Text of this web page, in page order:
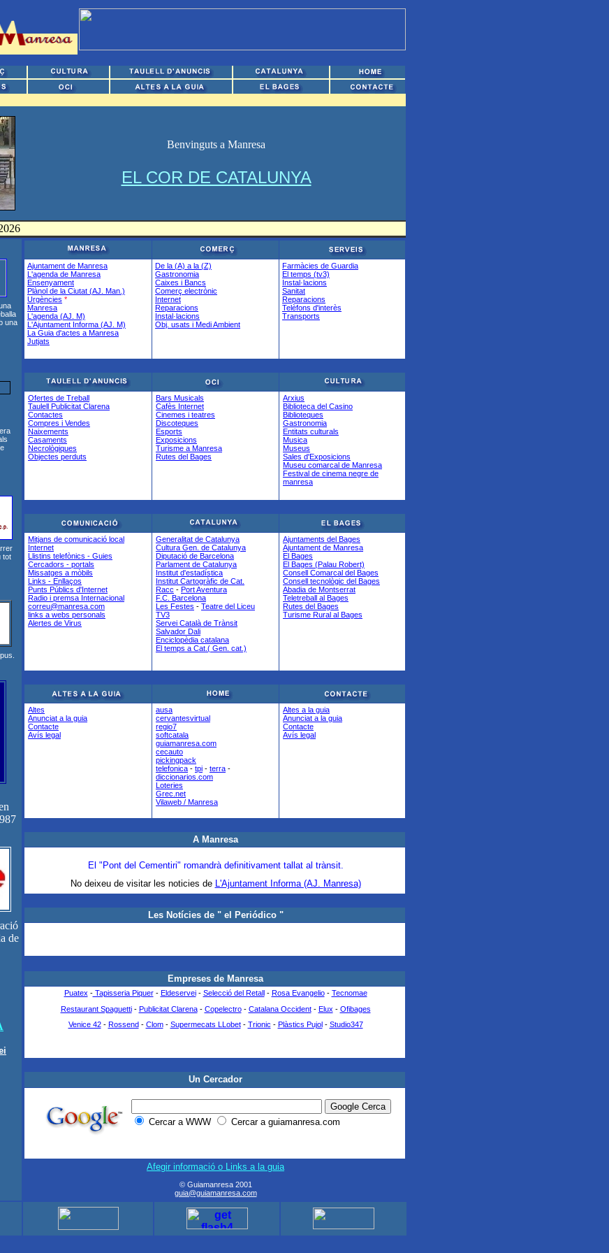
Benvinguts a Manresa
EL COR DE CATALUNYA
una
tot
de
Ajuntament de Manresa
L'agenda de Manresa
Ensenyament
Plànol de la Ciutat (AJ. Man.)
Urgències *
Manresa
L'agenda (AJ. M)
L'Ajuntament Informa (AJ. M)
La Guia d'actes a Manresa
Jutjats
De la (A) a la (Z)
Gastronomia
Caixes i Bancs
Comerç electrònic
Internet
Reparacions
Instal·lacions
Obj. usats i Medi Ambient
Farmàcies de Guardia
El temps (tv3)
Instal·lacions
Sanitat
Reparacions
Telèfons d'interès
Transports
Ofertes de Treball
Taulell Publicitat Clarena
Contactes
Compres i Vendes
Naixements
Casaments
Necrològiques
Objectes perduts
Bars Musicals
Cafès Internet
Cinemes i teatres
Discoteques
Esports
Exposicions
Turisme a Manresa
Rutes del Bages
Arxius
Biblioteca del Casino
Biblioteques
Gastronomia
Entitats culturals
Musica
Museus
Sales d'Exposicions
Museu comarcal de Manresa
Festival de cinema negre de
manresa
Mitjans de comunicació local
Internet
Llistins telefònics - Guies
Cercadors - portals
Missatges a mòbils
Links - Enllaços
Punts Públics d'Internet
Radio i premsa Internacional
correu@manresa.com
links a webs personals
Alertes de Virus
Generalitat de Catalunya
Cultura Gen. de Catalunya
Diputació de Barcelona
Parlament de Catalunya
Institut d'estadística
Institut Cartogràfic de Cat.
Racc - Port Aventura
F.C. Barcelona
Les Festes - Teatre del Liceu
TV3
Servei Català de Trànsit
Salvador Dali
Enciclopèdia catalana
El temps a Cat.( Gen. cat.)
Ajuntaments del Bages
Ajuntament de Manresa
El Bages
El Bages (Palau Robert)
Consell Comarcal del Bages
Consell tecnològic del Bages
Abadia de Montserrat
Teletreball al Bages
Rutes del Bages
Turisme Rural al Bages
Altes
Anunciat a la guia
Contacte
Avís legal
ausa
cervantesvirtual
regio7
softcatala
guiamanresa.com
cecauto
pickingpack
telefonica - tpi - terra -
diccionarios.com
Loteries
Grec.net
Vilaweb / Manresa
Altes a la guia
Anunciat a la guia
Contacte
Avís legal
A Manresa
El "Pont del Cementiri" romandrà definitivament tallat al trànsit.
No deixeu de visitar les noticies de L'Ajuntament Informa (AJ. Manresa)
Les Notícies de " el Periódico "
Empreses de Manresa
Puatex -Tapisseria Piquer- Eldeservei- Selecció del Retall- Rosa Evangelio- Tecnomae
Restaurant Spaguetti- Publicitat Clarena- Copelectro- Catalana Occident- Elux - Ofibages
Venice 42- Rossend - Clom- Supermecats LLobet- Trionic - Plàstics Pujol - Studio347
Un Cercador
Cercar a WWW Cercar a guiamanresa.com
Afegir informació o Links a la guia
© Guiamanresa 2001
guia@guiamanresa.com